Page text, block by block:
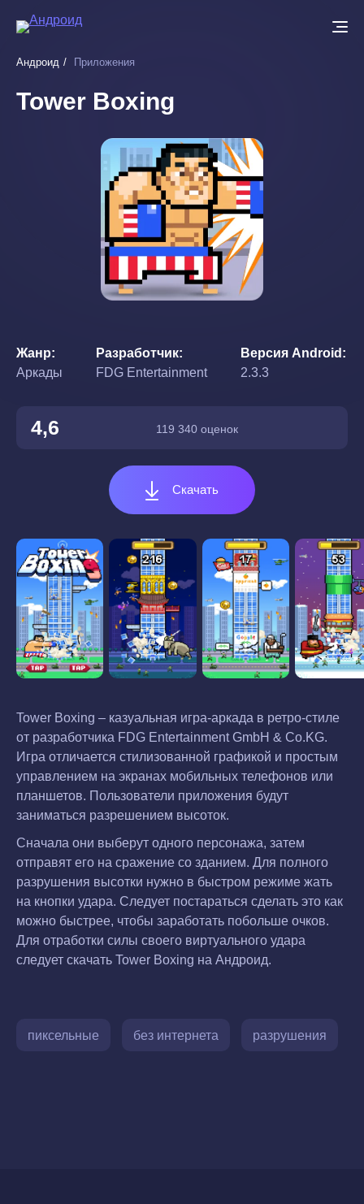
основному
Андроид Приложения
Tower Boxing
Жанр
Аркады
Разработчик
FDG Entertainment
Версия Android
2.3.3
4,6 119 340 оценок
Скачать
Tower Boxing – казуальная игра-аркада в ретро-стиле
от разработчика FDG Entertainment GmbH & Co.KG.
Игра отличается стилизованной графикой и простым
управлением на экранах мобильных телефонов или
планшетов. Пользователи приложения будут
заниматься разрешением высоток.
Сначала они выберут одного персонажа, затем
отправят его на сражение со зданием. Для полного
разрушения высотки нужно в быстром режиме жать
на кнопки удара. Следует постараться сделать это как
можно быстрее, чтобы заработать побольше очков.
Для отработки силы своего виртуального удара
следует скачать Tower Boxing на Андроид.
пиксельные без интернета разрушения